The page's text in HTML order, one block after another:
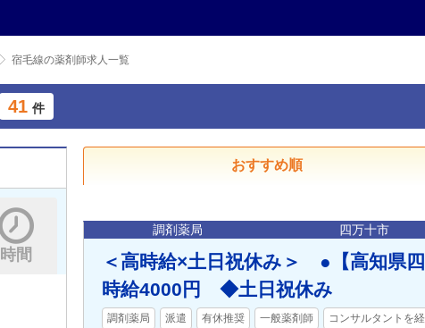
宿毛線の薬剤師求人一覧
41 件
時間
おすすめ順
調剤薬局 四万十市
＜高時給×土日祝休み＞ ●【高知
時給4000円 ◆土日祝休み
調剤薬局 派遣 有休推奨 一般薬剤師 コンサルタントを